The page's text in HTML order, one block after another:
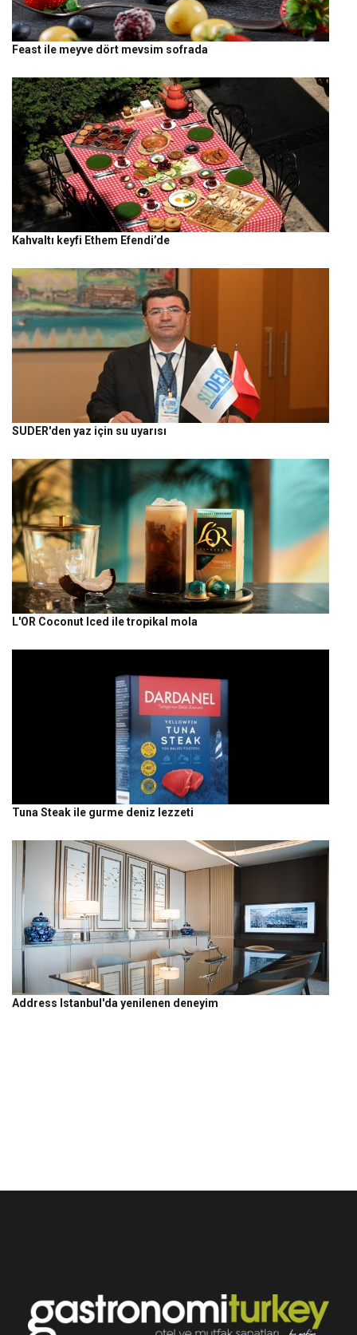
Feast ile meyve dört mevsim sofrada
Kahvaltı keyfi Ethem Efendi’de
SUDER'den yaz için su uyarısı
L'OR Coconut Iced ile tropikal mola
Tuna Steak ile gurme deniz lezzeti
Address Istanbul'da yenilenen deneyim